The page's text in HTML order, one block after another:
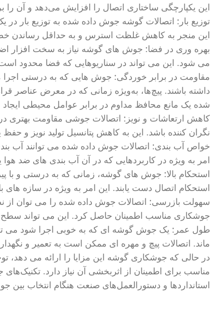
این یکپارچگی ساختاری اتصال را افزایش می‌دهد و آن را
توزیع بار: اتصالات گوشه جوش داده شده به توزیع بار در
این منجر به کاهش غلظت استرس و به حداقل
بهره وری در فضا: جوش های گوشه نیاز به سخت افزار
می شود. این می تواند در سناریوهایی که فضا محدود
مقاومت در برابر خوردگی: جوش هایی که به درستی اجرا
داشته باشند. پیچ‌ها، به‌ویژه زمانی که در معرض عناصر
شده یک مانع محافظ مداوم در برابر عوامل محیطی ایجاد
کاهش ارتعاشات و نویز: اتصالات جوشی مقاومت بهتری
نگران کننده باشد. این به کاهش پتانسیل تولید نویز
خواص آب بندی: اتصالات جوش داده شده می توانند آب بندی
امر به ویژه در کاربردهایی که در آن آب بندی های ضد
استحکام بالا: جوش های گوشه، زمانی که به درستی و با
استحکام اتصال دست یابند. این امر به ویژه در سازه های
سهولت بازرسی: اتصالات جوش داده شده را می توان
جوشکاری مناسب اطمینان حاصل کرد. این می تواند سطح
طول عمر: یک جوش گوشه ای که به خوبی اجرا شود می
ماند. اتصالات پیچ و مهره ای ممکن است به تعمیر و
در حالی که جوشکاری گوشه این مزایا را ارائه می
مناسب برای اطمینان از اثربخشی آن نیاز دارد.
استانداردها و دستورالعمل‌های صنعت هنگام انتخاب